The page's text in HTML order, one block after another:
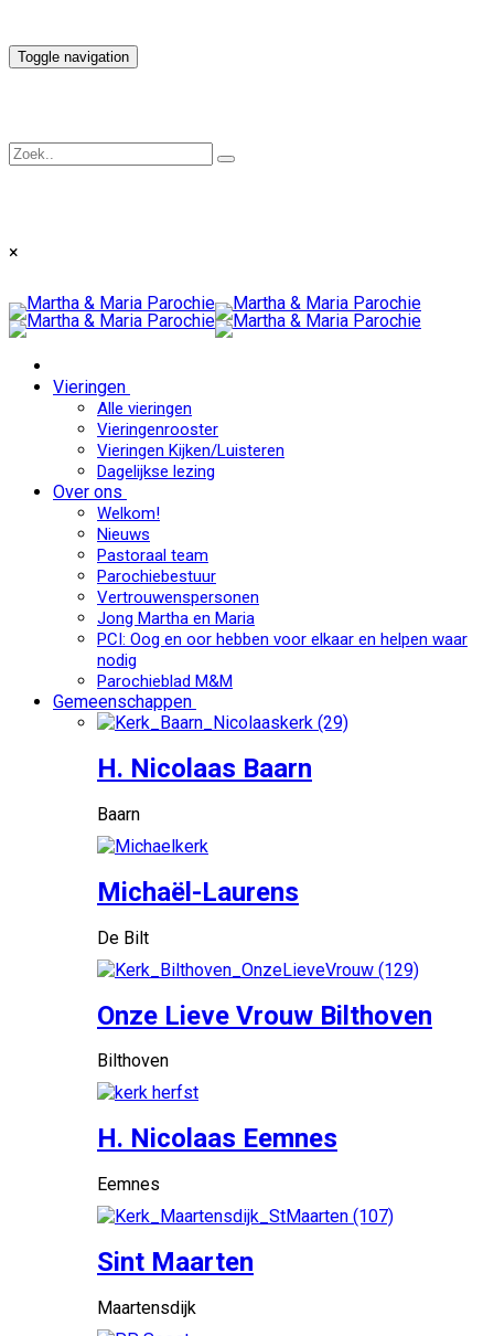
Toggle navigation
×
Vieringen
Alle vieringen
Vieringenrooster
Vieringen Kijken/Luisteren
Dagelijkse lezing
Over ons
Welkom!
Nieuws
Pastoraal team
Parochiebestuur
Vertrouwenspersonen
Jong Martha en Maria
PCI: Oog en oor hebben voor elkaar en helpen waar
nodig
Parochieblad M&M
Gemeenschappen
H. Nicolaas Baarn
Baarn
Michaël-Laurens
De Bilt
Onze Lieve Vrouw Bilthoven
Bilthoven
H. Nicolaas Eemnes
Eemnes
Sint Maarten
Maartensdijk